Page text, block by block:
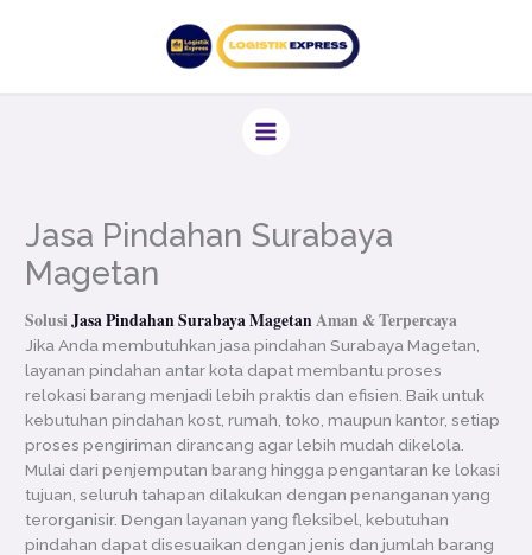
Jasa Pindahan Surabaya
Magetan
SolusiJasa Pindahan Surabaya MagetanAman & Terpercaya
Jika Anda membutuhkan jasa pindahan Surabaya Magetan,
layanan pindahan antar kota dapat membantu proses
relokasi barang menjadi lebih praktis dan efisien. Baik untuk
kebutuhan pindahan kost, rumah, toko, maupun kantor, setiap
proses pengiriman dirancang agar lebih mudah dikelola.
Mulai dari penjemputan barang hingga pengantaran ke lokasi
tujuan, seluruh tahapan dilakukan dengan penanganan yang
terorganisir. Dengan layanan yang fleksibel, kebutuhan
pindahan dapat disesuaikan dengan jenis dan jumlah barang